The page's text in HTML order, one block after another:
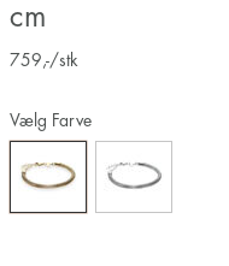
cm
759 ,-/stk
Vælg Farve